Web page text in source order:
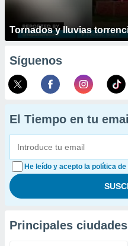
Tornados y lluvias
Síguenos
El Tiempo en tu email
He leído y acepto la política
Principales ciudades